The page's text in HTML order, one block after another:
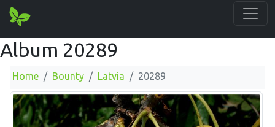
Album 20289
Home Bounty Latvia 20289